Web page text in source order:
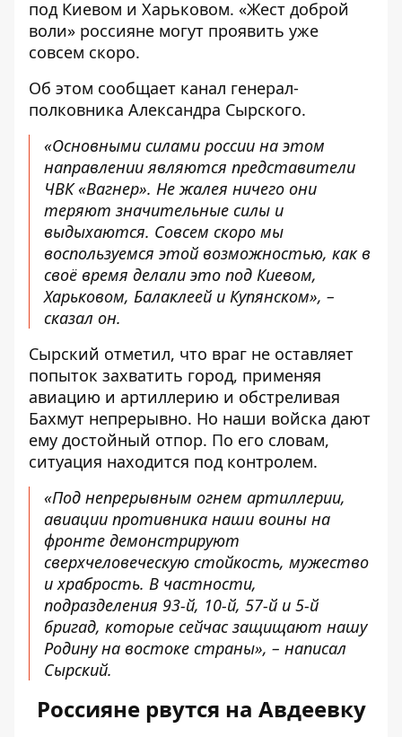
под Киевом и Харьковом. «Жест доброй
воли» россияне могут проявить уже
совсем скоро.
Об этом сообщает канал генерал-
полковника Александра Сырского.
«Основными силами россии на этом
направлении являются представители
ЧВК «Вагнер». Не жалея ничего они
теряют значительные силы и
выдыхаются. Совсем скоро мы
воспользуемся этой возможностью, как в
своё время делали это под Киевом,
Харьковом, Балаклеей и Купянском», –
сказал он.
Сырский отметил, что враг не оставляет
попыток захватить город, применяя
авиацию и артиллерию и обстреливая
Бахмут непрерывно. Но наши войска дают
ему достойный отпор. По его словам,
ситуация находится под контролем.
«Под непрерывным огнем артиллерии,
авиации противника наши воины на
фронте демонстрируют
сверхчеловеческую стойкость, мужество
и храбрость. В частности,
подразделения 93-й, 10-й, 57-й и 5-й
бригад, которые сейчас защищают нашу
Родину на востоке страны», – написал
Сырский.
Россияне рвутся на Авдеевку